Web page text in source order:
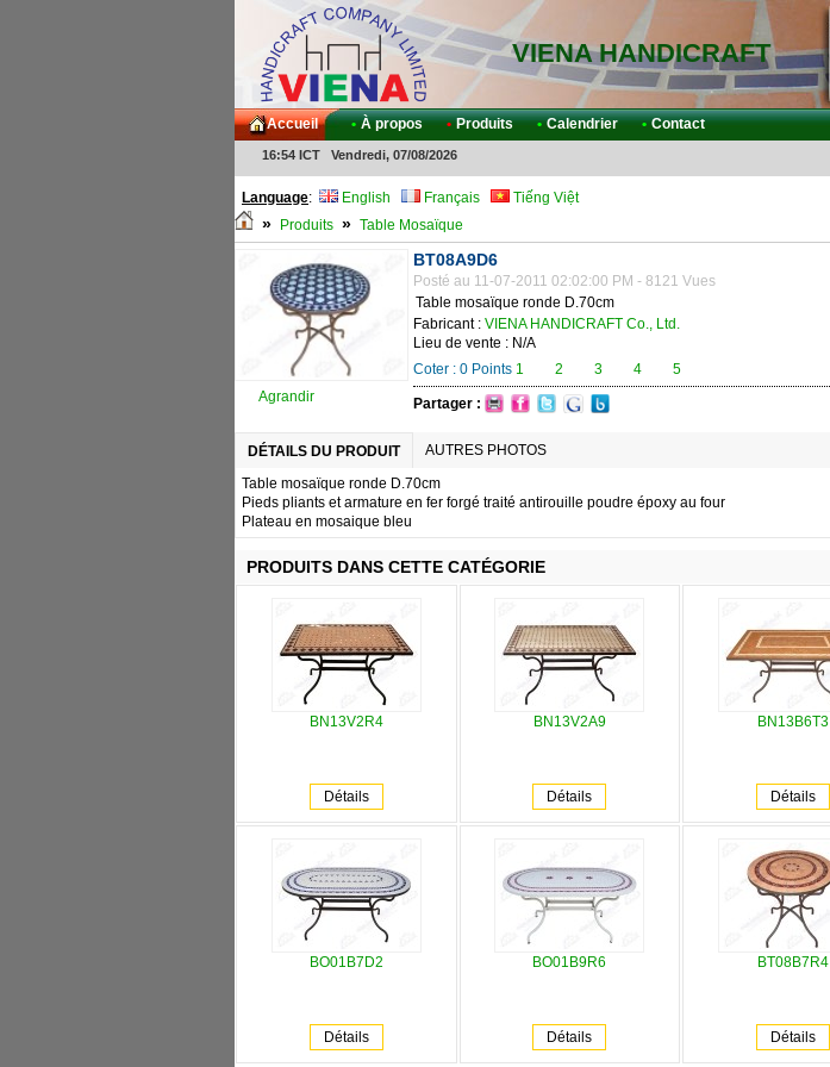
VIENA HANDICRAFT
Accueil • À propos • Produits • Calendrier • Contact
16:54 ICT Vendredi, 07/08/2026
Language: English Français Tiếng Việt
» Produits » Table Mosaïque
Agrandir
BT08A9D6
Posté au 11-07-2011 02:02:00 PM - 8121 Vues
Table mosaïque ronde D.70cm
Fabricant : VIENA HANDICRAFT Co., Ltd.
Lieu de vente : N/A
Coter : 0 Points 1 2 3 4 5
Partager :
DÉTAILS DU PRODUIT
AUTRES PHOTOS
Table mosaïque ronde D.70cm
Pieds pliants et armature en fer forgé traité antirouille poudre époxy au four
Plateau en mosaique bleu
PRODUITS DANS CETTE CATÉGORIE
BN13V2R4
Détails
BN13V2A9
Détails
BN13B6T3
Détails
BO01B7D2
Détails
BO01B9R6
Détails
BT08B7R4
Détails